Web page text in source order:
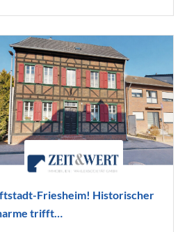
Friesheim! Historischer
trifft…